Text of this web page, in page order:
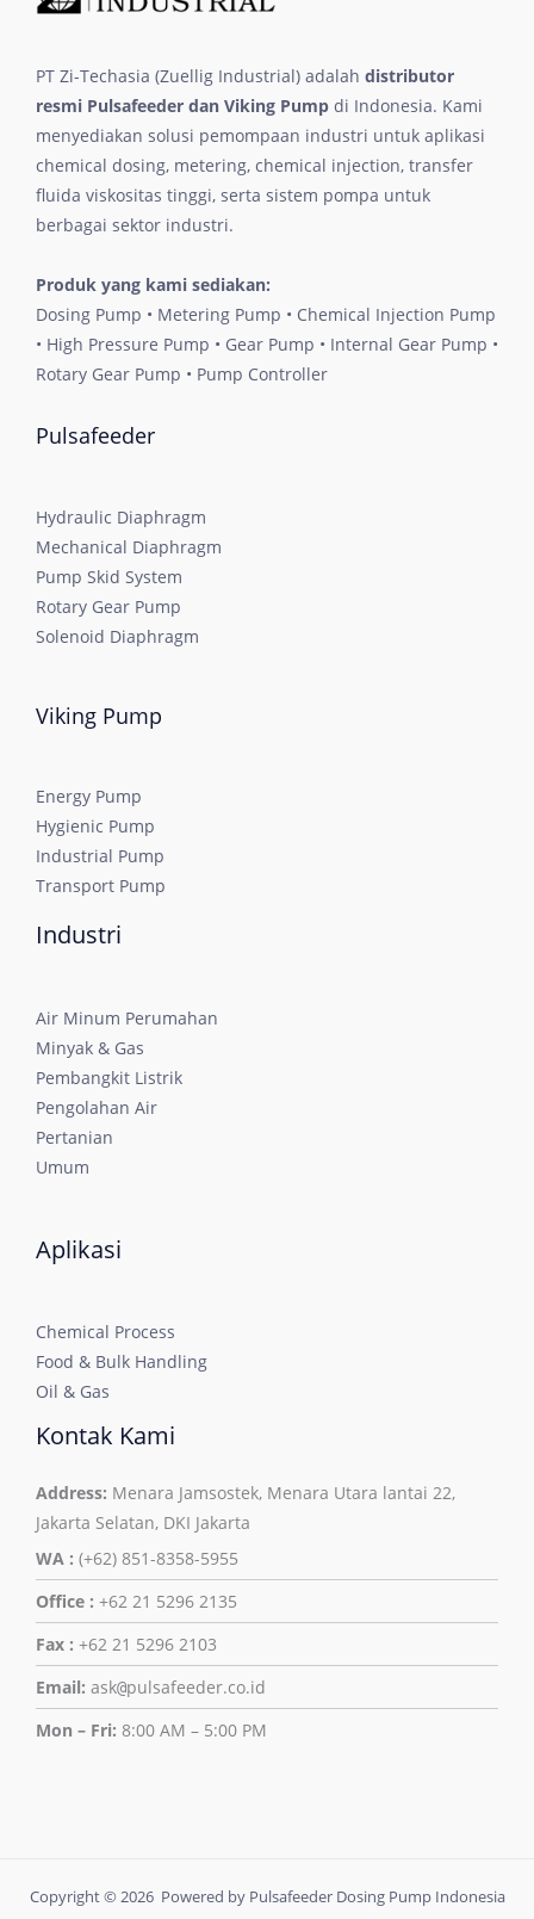
PT Zi-Techasia (Zuellig Industrial) adalah distributor
resmi Pulsafeeder dan Viking Pump di Indonesia. Kami
menyediakan solusi pemompaan industri untuk aplikasi
chemical dosing, metering, chemical injection, transfer
fluida viskositas tinggi, serta sistem pompa untuk
berbagai sektor industri.
Produk yang kami sediakan:
Dosing Pump • Metering Pump • Chemical Injection Pump
• High Pressure Pump • Gear Pump • Internal Gear Pump •
Rotary Gear Pump • Pump Controller
Pulsafeeder
Hydraulic Diaphragm
Mechanical Diaphragm
Pump Skid System
Rotary Gear Pump
Solenoid Diaphragm
Viking Pump
Energy Pump
Hygienic Pump
Industrial Pump
Transport Pump
Industri
Air Minum Perumahan
Minyak & Gas
Pembangkit Listrik
Pengolahan Air
Pertanian
Umum
Aplikasi
Chemical Process
Food & Bulk Handling
Oil & Gas
Kontak Kami
Address: Menara Jamsostek, Menara Utara lantai 22,
Jakarta Selatan, DKI Jakarta
WA : (+62) 851-8358-5955
Office : +62 21 5296 2135
Fax : +62 21 5296 2103
Email: ask@pulsafeeder.co.id
Mon – Fri: 8:00 AM – 5:00 PM
Copyright © 2026 Powered by Pulsafeeder Dosing Pump Indonesia